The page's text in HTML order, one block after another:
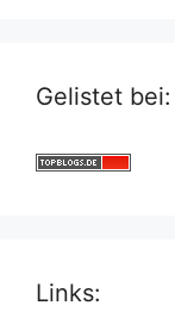
Gelistet bei:
Links: